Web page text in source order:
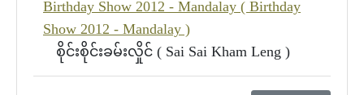
Birthday Show 2012 - Mandalay ( Birthday
Show 2012 - Mandalay )
စိုင်းစိုင်းခမ်းလှိုင် ( Sai Sai Kham Leng )